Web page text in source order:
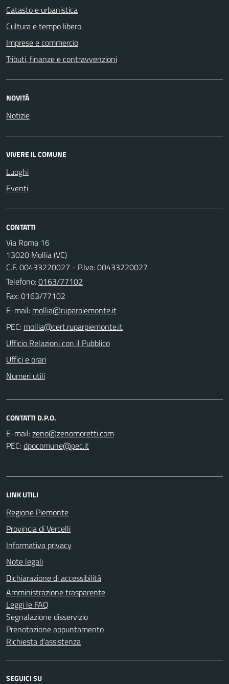
Catasto e urbanistica
Cultura e tempo libero
Imprese e commercio
Tributi, finanze e contravvenzioni
NOVITÀ
Notizie
VIVERE IL COMUNE
Luoghi
Eventi
CONTATTI
Via Roma 16
13020 Mollia (VC)
C.F. 00433220027 - P.Iva: 00433220027
Telefono:0163/77102
Fax: 0163/77102
E-mail:
PEC:
Ufficio Relazioni con il Pubblico
Uffici e orari
Numeri utili
CONTATTI D.P.O.
E-mail:
PEC:
LINK UTILI
Regione Piemonte
Provincia di Vercelli
Informativa privacy
Note legali
Dichiarazione di accessibilità
Amministrazione trasparente
Leggi le FAQ
Segnalazione disservizio
Prenotazione appuntamento
Richiesta d'assistenza
SEGUICI SU